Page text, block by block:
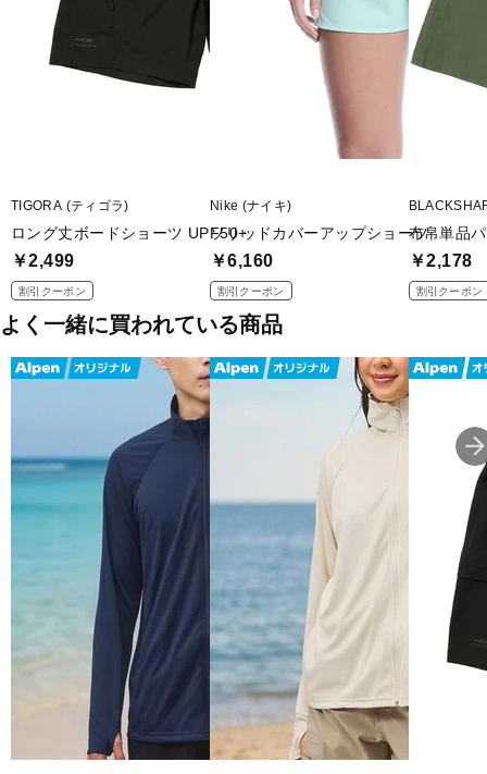
TIGORA (ティゴラ)
ロング丈ボードショーツ UPF50+
￥2,499
割引クーポン
Nike (ナイキ)
ソリッドカバーアップショーツ
￥6,160
割引クーポン
布帛単品
￥2,178
割引クーポン
よく一緒に買われている商品